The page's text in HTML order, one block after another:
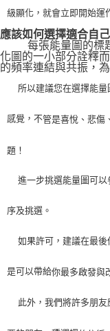
級顯化，就會立即開始運
應該如何選擇適合自
每張能量圖的標
化圖的一小部分詮釋
的頻率連結與共振，
所以建議您在選擇能
感覺，不管是喜悅、悲傷
題！
進一步挑選能量圖可
序及挑選。
如果許可，建議在最
是可以帶給你最多啟發與
此外，我們將許多朋